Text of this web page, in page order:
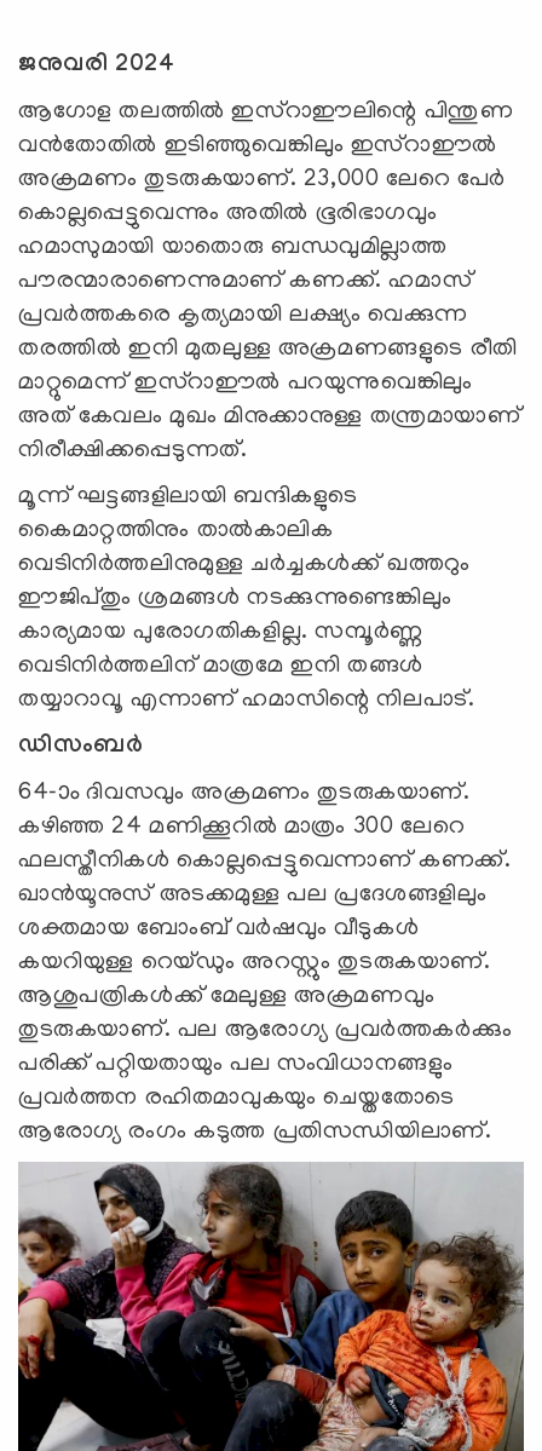
ജനുവരി 2024
ആഗോള തലത്തില്‍ ഇസ്റാഈലിന്റെ പിന്തുണ
വന്‍തോതില്‍ ഇടിഞ്ഞുവെങ്കിലും ഇസ്റാഈല്‍
അക്രമണം തുടരുകയാണ്. 23,000 ലേറെ പേര്‍
കൊല്ലപ്പെട്ടുവെന്നും അതില്‍ ഭൂരിഭാഗവും
ഹമാസുമായി യാതൊരു ബന്ധവുമില്ലാത്ത
പൗരന്മാരാണെന്നുമാണ് കണക്ക്. ഹമാസ്
പ്രവര്‍ത്തകരെ കൃത്യമായി ലക്ഷ്യം വെക്കുന്ന
തരത്തില്‍ ഇനി മുതലുള്ള അക്രമണങ്ങളുടെ രീതി
മാറ്റുമെന്ന് ഇസ്റാഈല്‍ പറയുന്നുവെങ്കിലും
അത് കേവലം മുഖം മിനുക്കാനുള്ള തന്ത്രമായാണ്
നിരീക്ഷിക്കപ്പെടുന്നത്.
മൂന്ന് ഘട്ടങ്ങളിലായി ബന്ദികളുടെ
കൈമാറ്റത്തിനും താല്‍കാലിക
വെടിനിര്‍ത്തലിനുമുള്ള ചര്‍ച്ചകള്‍ക്ക് ഖത്തറും
ഈജിപ്തും ശ്രമങ്ങള്‍ നടക്കുന്നുണ്ടെങ്കിലും
കാര്യമായ പുരോഗതികളില്ല. സമ്പൂര്‍ണ്ണ
വെടിനിര്‍ത്തലിന് മാത്രമേ ഇനി തങ്ങള്‍
തയ്യാറാവൂ എന്നാണ് ഹമാസിന്റെ നിലപാട്.
ഡിസംബർ
64-ാം ദിവസവും അക്രമണം തുടരുകയാണ്.
കഴിഞ്ഞ 24 മണിക്കൂറില്‍ മാത്രം 300 ലേറെ
ഫലസ്തീനികള്‍ കൊല്ലപ്പെട്ടുവെന്നാണ് കണക്ക്.
ഖാന്‍യൂനുസ് അടക്കമുള്ള പല പ്രദേശങ്ങളിലും
ശക്തമായ ബോംബ് വര്‍ഷവും വീടുകള്‍
കയറിയുള്ള റെയ്ഡും അറസ്റ്റും തുടരുകയാണ്.
ആശുപത്രികള്‍ക്ക് മേലുള്ള അക്രമണവും
തുടരുകയാണ്. പല ആരോഗ്യ പ്രവര്‍ത്തകര്‍ക്കും
പരിക്ക് പറ്റിയതായും പല സംവിധാനങ്ങളും
പ്രവര്‍ത്തന രഹിതമാവുകയും ചെയ്തതോടെ
ആരോഗ്യ രംഗം കടുത്ത പ്രതിസന്ധിയിലാണ്.